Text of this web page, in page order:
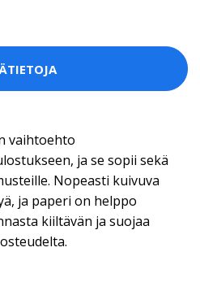
vaihtoehto
ja se sopii sekä
Nopeasti kuivuva
ja paperi on helppo
kiiltävän ja suojaa